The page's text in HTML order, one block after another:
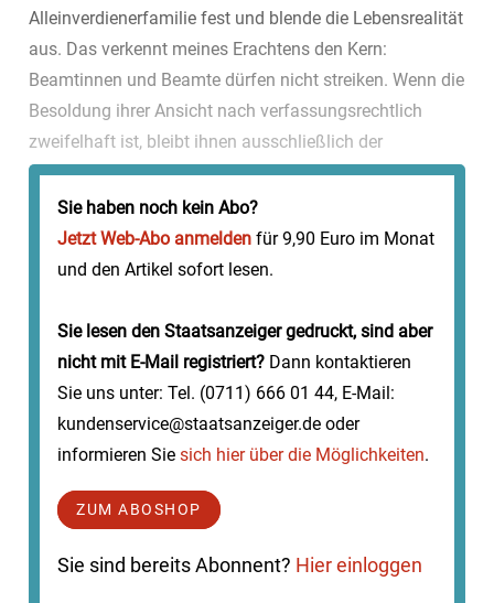
Alleinverdienerfamilie fest und blende die Lebensrealität
aus. Das verkennt meines Erachtens den Kern:
Beamtinnen und Beamte dürfen nicht streiken. Wenn die
Besoldung ihrer Ansicht nach verfassungsrechtlich
zweifelhaft ist, bleibt ihnen ausschließlich der
Rechtsweg. Wer ihnen dann Prinzipienreiterei vorwirft,
kritis...Sie haben noch kein Abo?
Jetzt Web-Abo anmelden für 9,90 Euro im Monat
und den Artikel sofort lesen.
Sie lesen den Staatsanzeiger gedruckt, sind aber
nicht mit E-Mail registriert? Dann kontaktieren
Sie uns unter: Tel. (0711) 666 01 44, E-Mail:
kundenservice@staatsanzeiger.de oder
informieren Sie sich hier über die Möglichkeiten.
ZUM ABOSHOP
Sie sind bereits Abonnent? Hier einloggen